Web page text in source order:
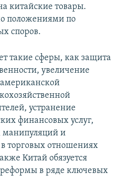
китайские товары.
положениями по
споров.
такие сферы, как защита
увеличение
американской
устранение
финансовых услуг,
и
в торговых отношениях
Китай обязуется
в ряде ключевых